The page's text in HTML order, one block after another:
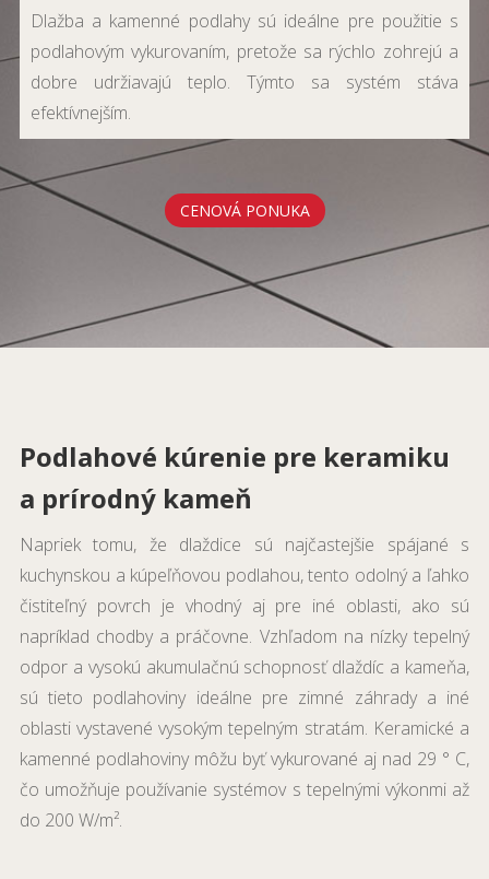
Dlažba a kamenné podlahy sú ideálne pre použitie s
podlahovým vykurovaním, pretože sa rýchlo zohrejú a
dobre udržiavajú teplo. Týmto sa systém stáva
efektívnejším.
CENOVÁ PONUKA
Podlahové kúrenie pre keramiku
a prírodný kameň
Napriek tomu, že dlaždice sú najčastejšie spájané s
kuchynskou a kúpeľňovou podlahou, tento odolný a ľahko
čistiteľný povrch je vhodný aj pre iné oblasti, ako sú
napríklad chodby a práčovne. Vzhľadom na nízky tepelný
odpor a vysokú akumulačnú schopnosť dlaždíc a kameňa,
sú tieto podlahoviny ideálne pre zimné záhrady a iné
oblasti vystavené vysokým tepelným stratám. Keramické a
kamenné podlahoviny môžu byť vykurované aj nad 29 ° C,
čo umožňuje používanie systémov s tepelnými výkonmi až
do 200 W/m².